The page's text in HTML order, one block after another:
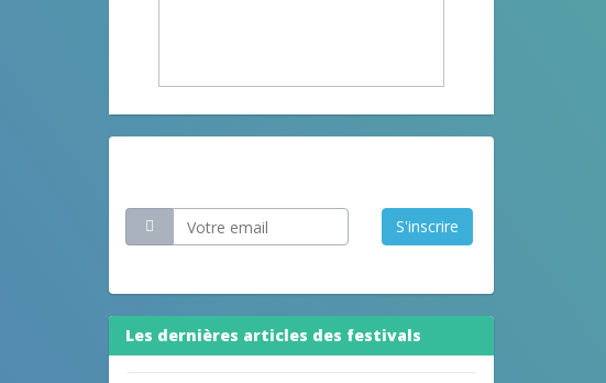
S'inscrire
Les dernières articles des festivals